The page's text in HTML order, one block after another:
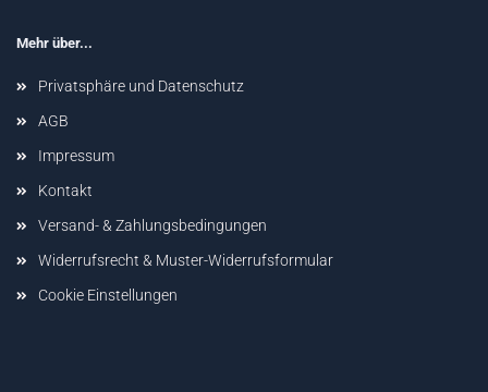
Mehr über...
Privatsphäre und Datenschutz
AGB
Impressum
Kontakt
Versand- & Zahlungsbedingungen
Widerrufsrecht & Muster-Widerrufsformular
Cookie Einstellungen